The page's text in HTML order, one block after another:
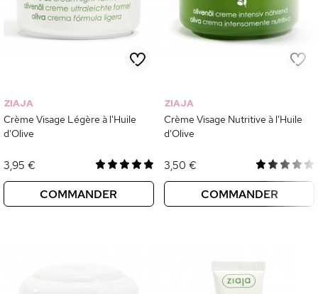
ZIAJA
Crème Visage Légère à l'Huile
d'Olive
3,95 €
COMMANDER
ZIAJA
Crème Visage Nutritive à l'Huile
d'Olive
3,50 €
COMMANDER